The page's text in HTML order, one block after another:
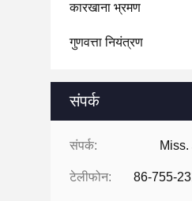
कारखाना भ्रमण
गुणवत्ता नियंत्रण
संपर्क
संपर्क:
टेलीफोन: 86-755-